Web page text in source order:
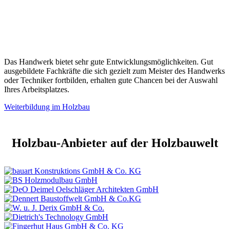
Das Handwerk bietet sehr gute Entwicklungsmöglichkeiten. Gut
ausgebildete Fachkräfte die sich gezielt zum Meister des Handwerks
oder Techniker fortbilden, erhalten gute Chancen bei der Auswahl
Ihres Arbeitsplatzes.
Weiterbildung im Holzbau
Holzbau-Anbieter auf der Holzbauwelt